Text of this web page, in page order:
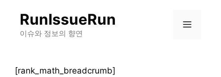
RunIssueRun
이슈와 정보의 향연
메
[rank_math_breadcrumb]